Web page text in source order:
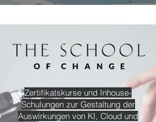
Zertifikatskurse und Inhouse-
Schulungen zur Gestaltung der
Auswirkungen von KI, Cloud und